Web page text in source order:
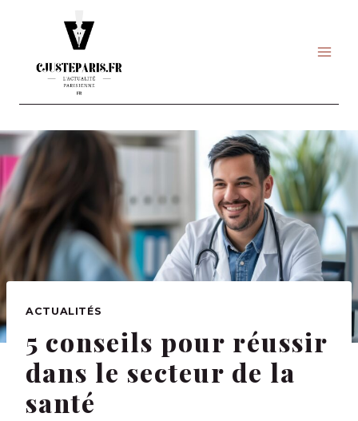
ACTUALITÉS
5 conseils pour réussir
dans le secteur de la
santé